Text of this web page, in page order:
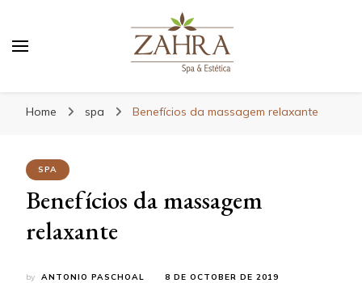
e relaxamento
Home spa Benefícios da massagem relaxante
SPA
Benefícios da massagem
relaxante
by ANTONIO PASCHOAL
8 DE OCTOBER DE 2019